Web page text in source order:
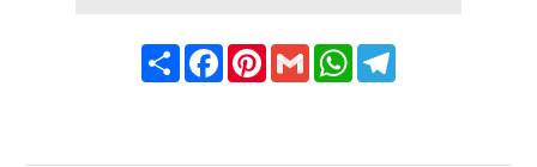
اشتراکFacebookPinterestGmail
WhatsAppTelegram